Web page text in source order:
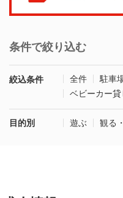
条件で絞り込む
絞込条件 全件 駐車
ベビーカー貸
目的別 遊ぶ 観る